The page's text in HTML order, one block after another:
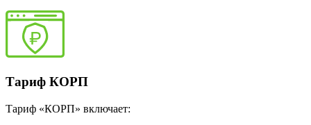
Тариф КОРП
Тариф «КОРП» включает: